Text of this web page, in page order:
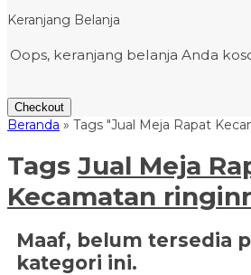
Keranjang Belanja
Oops, keranjang belanja Anda
Checkout
Beranda » Tags "Jual Meja Rapat
Tags Jual Meja
Kecamatan
Maaf, belum tersedia
kategori ini.